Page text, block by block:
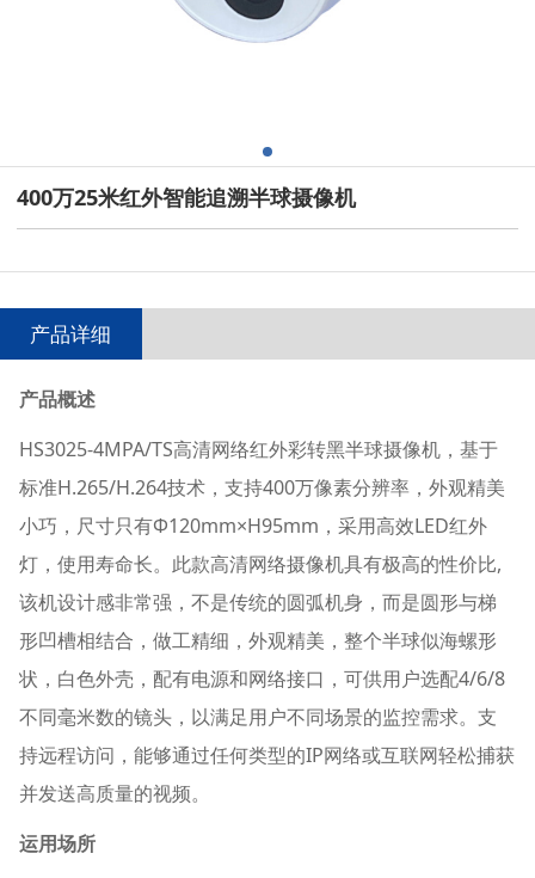
400万25米红外智能追溯半球摄像机
产品详细
产品概述
HS3025-4MPA/TS高清网络红外彩转黑半球摄像机，基于
标准H.265/H.264技术，支持400万像素分辨率，外观精美
小巧，尺寸只有Φ120mm×H95mm，采用高效LED红外
灯，使用寿命长。此款高清网络摄像机具有极高的性价比,
该机设计感非常强，不是传统的圆弧机身，而是圆形与梯
形凹槽相结合，做工精细，外观精美，整个半球似海螺形
状，白色外壳，配有电源和网络接口，可供用户选配4/6/8
不同毫米数的镜头，以满足用户不同场景的监控需求。支
持远程访问，能够通过任何类型的IP网络或互联网轻松捕获
并发送高质量的视频。
运用场所